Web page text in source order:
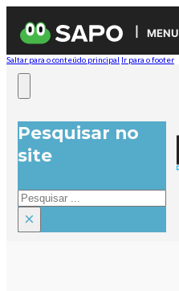
MENU
Saltar para o conteúdo principal Ir para o footer
Pesquisar no
site
Pesquisar
×